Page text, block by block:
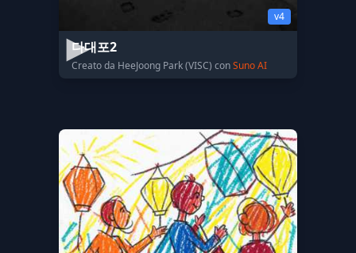
v4
다대포2
Creato da HeeJoong Park (VISC) conSuno AI